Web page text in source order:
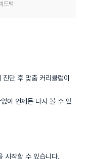
드백
단 후 맞춤 커리큘럼이
이 언제든 다시 볼 수 있
시작할 수 있습니다.